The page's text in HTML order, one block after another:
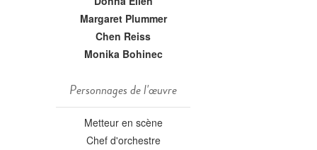
Margaret Plummer
Chen Reiss
Monika Bohinec
Personnages de l'œuvre
Metteur en scène
Chef d'orchestre